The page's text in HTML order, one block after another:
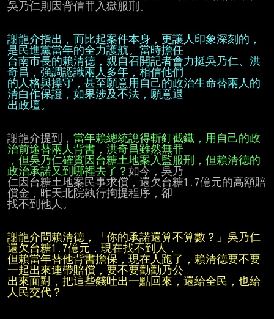
吳乃仁則因背信罪入獄服刑。
謝龍介指出，而比起案件本身，更讓人印象深刻的，
台南市長的賴清德，親自召開記者會力挺吳乃仁、洪
的人格與操守，甚至願意用自己的政治生命替兩人的
出政壇。
謝龍介提到， 當年賴總統說得斬釘截鐵，用自己的政
，但吳乃仁確實因台糖土地案入監服刑，但賴清德的
政治承諾又到哪裡去了？ 如今，吳乃
仁因台糖土地案民事求償，還欠台糖1.7億元的高額賠
償金，昨天北院執行拘提程序，卻
找不到他人。
謝龍介問賴清德，「你的承諾還算不算數？」吳乃仁
但賴當年替他背書擔保，現在人跑了，賴清德要不要
出來面對，把這些錢吐出一點回來，還給全民，也給
人民交代？